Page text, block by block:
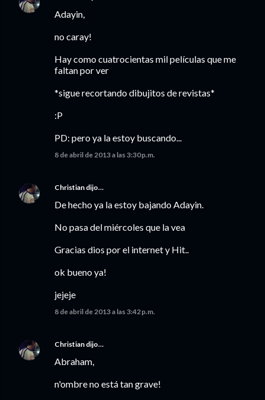
Adayin,
no caray!
Hay como cuatrocientas mil películas que me
faltan por ver
*sigue recortando dibujitos de revistas*
:P
PD: pero ya la estoy buscando...
8 de abril de 2013 a las 3:30 p.m.
Christian dijo…
De hecho ya la estoy bajando Adayin.
No pasa del miércoles que la vea
Gracias dios por el internet y Hit..
ok bueno ya!
jejeje
8 de abril de 2013 a las 3:42 p.m.
Christian dijo…
Abraham,
n'ombre no está tan grave!